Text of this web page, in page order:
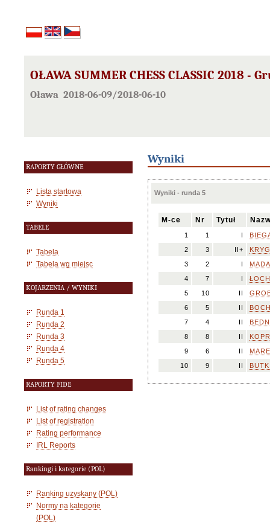
OŁAWA SUMMER CHESS CLASSIC 2018 -
Oława 2018-06-09/2018-06-10
RAPORTY GŁÓWNE
Lista startowa
Wyniki
TABELE
Tabela
Tabela wg miejsc
KOJARZENIA / WYNIKI
Runda 1
Runda 2
Runda 3
Runda 4
Runda 5
RAPORTY FIDE
List of rating changes
List of registration
Rating performance
IRL Reports
Rankingi i kategorie (POL)
Ranking uzyskany (POL)
Normy na kategorie
(POL)
Wyniki
Wyniki - runda 5
M-ce Nr Tytuł
1 1 I
2
3 II+
3
2 I
4
7 I
5
10 II
6
5 II
7
4 II
8
8 II
9
6 II
10
9 II